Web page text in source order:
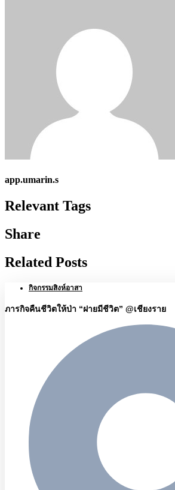
app.umarin.s
Relevant Tags
Share
Related Posts
กิจกรรมสิงห์อาสา
ภารกิจคืนชีวิตให้ป่า “ฝายมีชีวิต” @เชียงราย